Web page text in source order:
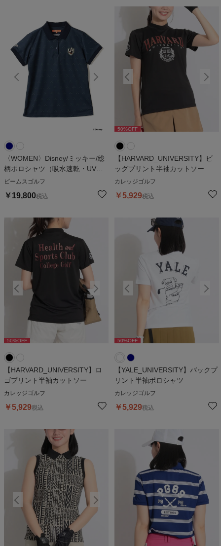
〈WOMEN〉Disney/ミッキー/総
柄ポロシャツ（吸水速乾・UVカ
ット）
ビームスゴルフ
￥ 19,800税込
50%OFF
【HARVARD_UNIVERSITY】ビ
ッグプリント半袖カットソー
カレッジゴルフ
￥5,929税込
50%OFF %OFF
【HARVARD_UNIVERSITY】ロ
ゴプリント半袖カットソー
カレッジゴルフ
￥5,929税込
50%OFF 50%OFF
【YALE_UNIVERSITY】バックプ
リント半袖ポロシャツ
カレッジゴルフ
￥5,929税込